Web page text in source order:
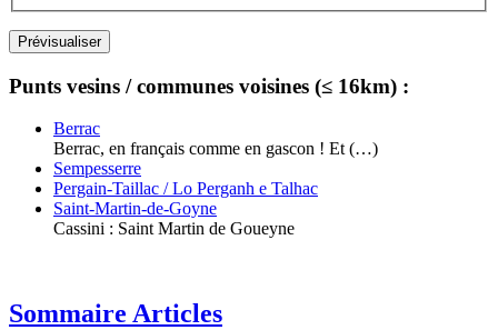
Punts vesins / communes voisines (≤ 16km) :
Berrac
Berrac, en français comme en gascon ! Et (…)
Sempesserre
Pergain-Taillac / Lo Perganh e Talhac
Saint-Martin-de-Goyne
Cassini : Saint Martin de Goueyne
Sommaire Articles